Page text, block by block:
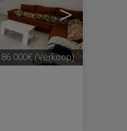
>
86.000€ (Verkoop)